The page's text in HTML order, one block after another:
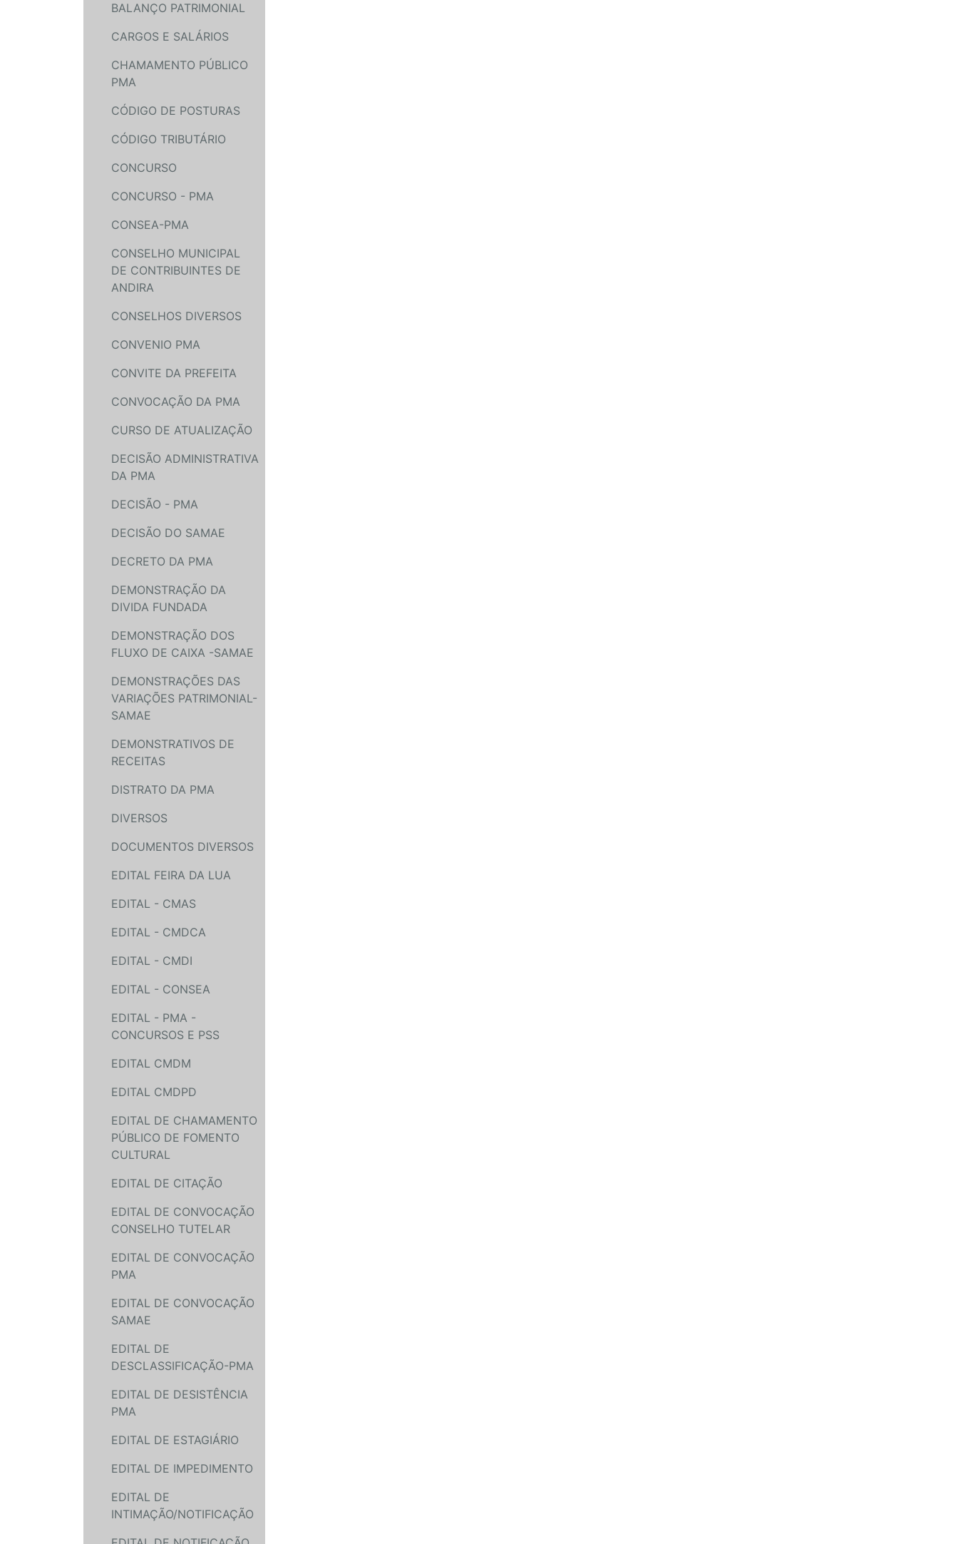
BALANÇO PATRIMONIAL
CARGOS E SALÁRIOS
CHAMAMENTO PÚBLICO
PMA
CÓDIGO DE POSTURAS
CÓDIGO TRIBUTÁRIO
CONCURSO
CONCURSO - PMA
CONSEA-PMA
CONSELHO MUNICIPAL
DE CONTRIBUINTES DE
ANDIRA
CONSELHOS DIVERSOS
CONVENIO PMA
CONVITE DA PREFEITA
CONVOCAÇÃO DA PMA
CURSO DE ATUALIZAÇÃO
DECISÃO ADMINISTRATIVA
DA PMA
DECISÃO - PMA
DECISÃO DO SAMAE
DECRETO DA PMA
DEMONSTRAÇÃO DA
DIVIDA FUNDADA
DEMONSTRAÇÃO DOS
FLUXO DE CAIXA -SAMAE
DEMONSTRAÇÕES DAS
VARIAÇÕES PATRIMONIAL-
SAMAE
DEMONSTRATIVOS DE
RECEITAS
DISTRATO DA PMA
DIVERSOS
DOCUMENTOS DIVERSOS
EDITAL FEIRA DA LUA
EDITAL - CMAS
EDITAL - CMDCA
EDITAL - CMDI
EDITAL - CONSEA
EDITAL - PMA -
CONCURSOS E PSS
EDITAL CMDM
EDITAL CMDPD
EDITAL DE CHAMAMENTO
PÚBLICO DE FOMENTO
CULTURAL
EDITAL DE CITAÇÃO
EDITAL DE CONVOCAÇÃO
CONSELHO TUTELAR
EDITAL DE CONVOCAÇÃO
PMA
EDITAL DE CONVOCAÇÃO
SAMAE
EDITAL DE
DESCLASSIFICAÇÃO-PMA
EDITAL DE DESISTÊNCIA
PMA
EDITAL DE ESTAGIÁRIO
EDITAL DE IMPEDIMENTO
EDITAL DE
INTIMAÇÃO/NOTIFICAÇÃO